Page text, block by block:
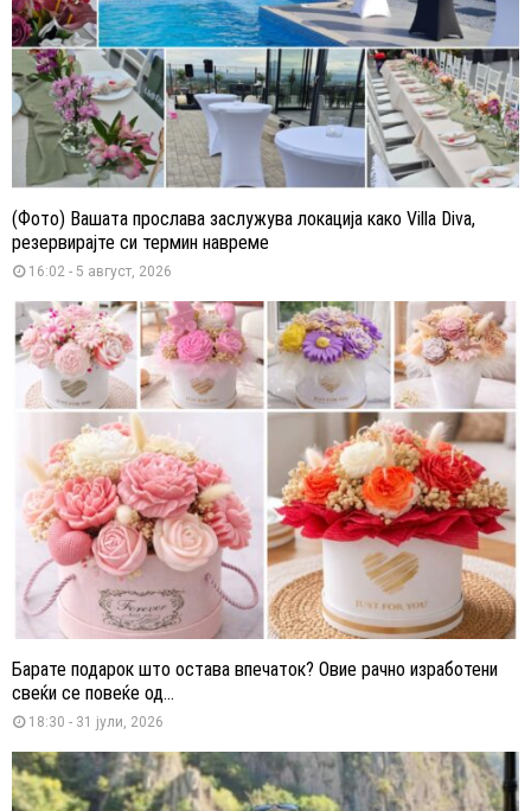
(Фото) Вашата прослава заслужува локација како Villa Diva,
резервирајте си термин навреме
16:02 - 5 август, 2026
Барате подарок што остава впечаток? Овие рачно изработени
свеќи се повеќе од...
18:30 - 31 јули, 2026